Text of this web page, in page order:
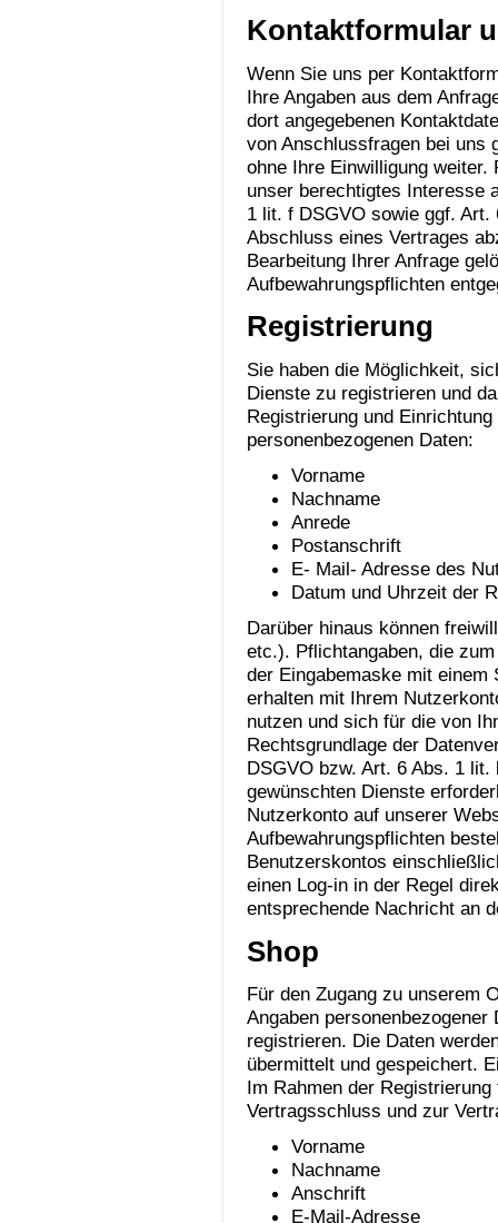
Kontaktformular
Wenn Sie uns per
Ihre Angaben aus dem
dort angegebenen
von Anschlussfragen bei uns
ohne Ihre Einwilligung
unser berechtigtes Interesse
1 lit. f DSGVO sowie ggf.
Abschluss eines Vertrages
Bearbeitung Ihrer Anfrage
Aufbewahrungspflichten
Registrierung
Sie haben die Möglichkeit,
Dienste zu registrieren und
Registrierung und
personenbezogenen Daten:
Vorname
Nachname
Anrede
Postanschrift
E- Mail- Adresse des
Datum und Uhrzeit der
Darüber hinaus können
etc.). Pflichtangaben, die
der Eingabemaske mit
erhalten mit Ihrem
nutzen und sich für die von
Rechtsgrundlage der
DSGVO bzw. Art. 6 Abs. 1
gewünschten Dienste
Nutzerkonto auf unserer
Aufbewahrungspflichten
Benutzerskontos
einen Log-in in der Regel
entsprechende Nachricht an
Shop
Für den Zugang zu unserem
Angaben
registrieren. Die Daten
übermittelt und gespeichert.
Im Rahmen der
Vertragsschluss und zur
Vorname
Nachname
Anschrift
E-Mail-Adresse